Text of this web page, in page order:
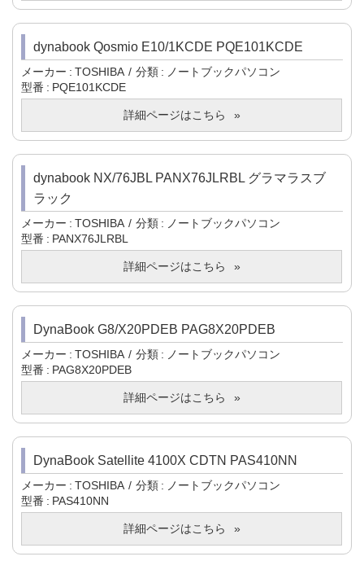
dynabook Qosmio E10/1KCDE PQE101KCDE
メーカー TOSHIBA 分類
ノートブックパソコン
型番
PQE101KCDE
詳細ページはこちら
dynabook NX/76JBL PANX76JLRBL グラマラスブ
ラック
メーカー TOSHIBA 分類
ノートブックパソコン
型番
PANX76JLRBL
詳細ページはこちら
DynaBook G8/X20PDEB PAG8X20PDEB
メーカー TOSHIBA 分類
ノートブックパソコン
型番
PAG8X20PDEB
詳細ページはこちら
DynaBook Satellite 4100X CDTN PAS410NN
メーカー TOSHIBA 分類
ノートブックパソコン
型番
PAS410NN
詳細ページはこちら